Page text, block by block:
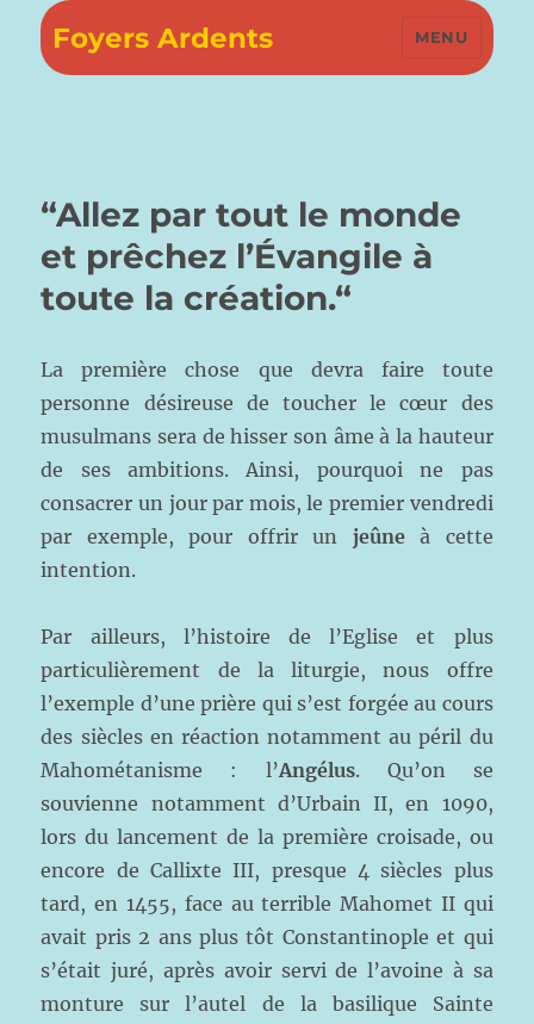
Foyers Ardents MENU
“Allez par tout le monde
et prêchez l’Évangile à
toute la création.“
La première chose que devra faire toute
personne désireuse de toucher le cœur des
musulmans sera de hisser son âme à la hauteur
de ses ambitions. Ainsi, pourquoi ne pas
consacrer un jour par mois, le premier vendredi
par exemple, pour offrir un jeûneà cette
intention.
Par ailleurs, l’histoire de l’Eglise et plus
particulièrement de la liturgie, nous offre
l’exemple d’une prière qui s’est forgée au cours
des siècles en réaction notamment au péril du
Mahométanisme : l’Angélus. Qu’on se
souvienne notamment d’Urbain II, en 1090,
lors du lancement de la première croisade, ou
encore de Callixte III, presque 4 siècles plus
tard, en 1455, face au terrible Mahomet II qui
avait pris 2 ans plus tôt Constantinople et qui
s’était juré, après avoir servi de l’avoine à sa
monture sur l’autel de la basilique Sainte